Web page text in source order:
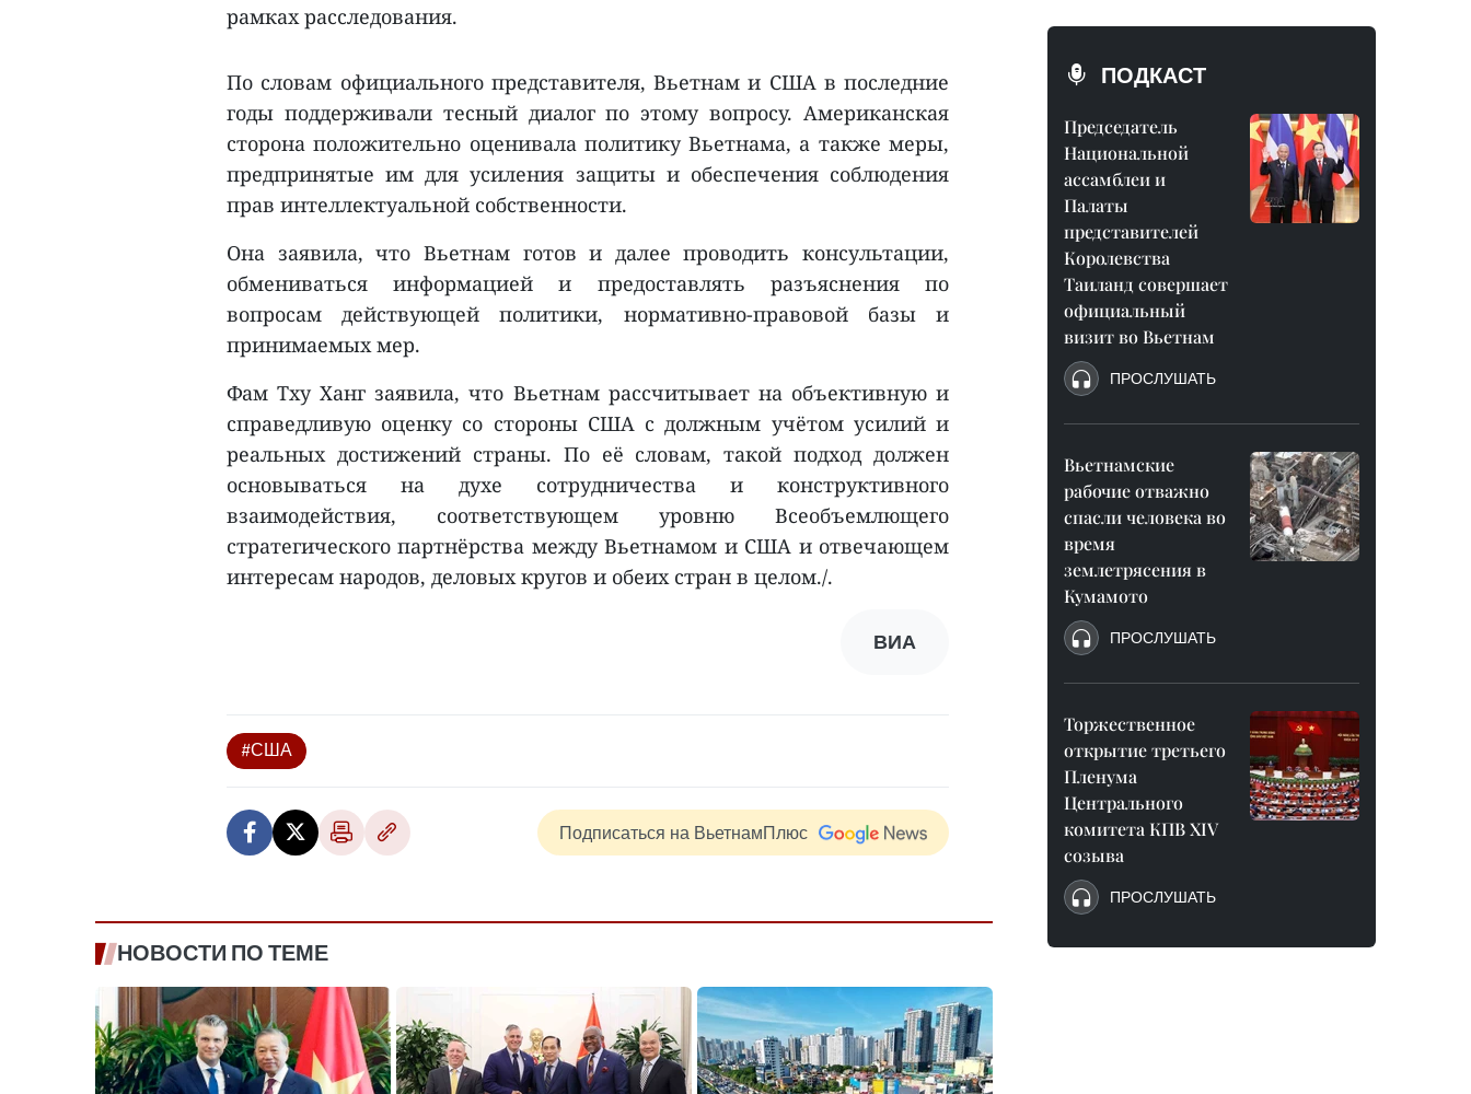
рамках расследования.
По словам официального представителя, Вьетнам и США в последние
годы поддерживали тесный диалог по этому вопросу. Американская
сторона положительно оценивала политику Вьетнама, а также меры,
предпринятые им для усиления защиты и обеспечения соблюдения
прав интеллектуальной собственности.
Она заявила, что Вьетнам готов и далее проводить консультации,
обмениваться информацией и предоставлять разъяснения по
вопросам действующей политики, нормативно-правовой базы и
принимаемых мер.
Фам Тху Ханг заявила, что Вьетнам рассчитывает на объективную и
справедливую оценку со стороны США с должным учётом усилий и
реальных достижений страны. По её словам, такой подход должен
основываться на духе сотрудничества и конструктивного
взаимодействия, соответствующем уровню Всеобъемлющего
стратегического партнёрства между Вьетнамом и США и отвечающем
интересам народов, деловых кругов и обеих стран в целом./.
ВИА
#США
Подписаться на ВьетнамПлюс
НОВОСТИ ПО ТЕМЕ
ПОДКАСТ
Председатель
Национальной
ассамблеи и
Палаты
представителей
Королевства
Таиланд совершает
официальный
визит во Вьетнам
ПРОСЛУШАТЬ
Вьетнамские
рабочие отважно
спасли человека во
время
землетрясения в
Кумамото
ПРОСЛУШАТЬ
Торжественное
открытие третьего
Пленума
Центрального
комитета КПВ XIV
созыва
ПРОСЛУШАТЬ